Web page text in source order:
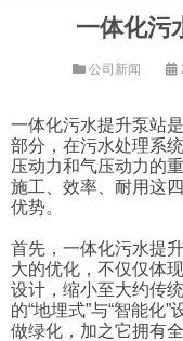
一体化污
公司新闻
一体化污水提升泵站
部分，在污水处理系
压动力和气压动力的
施工、效率、耐用这
优势。
首先，一体化污水提
大的优化，不仅仅体
设计，缩小至大约传
的“地埋式”与“智能化
做绿化，加之它拥有